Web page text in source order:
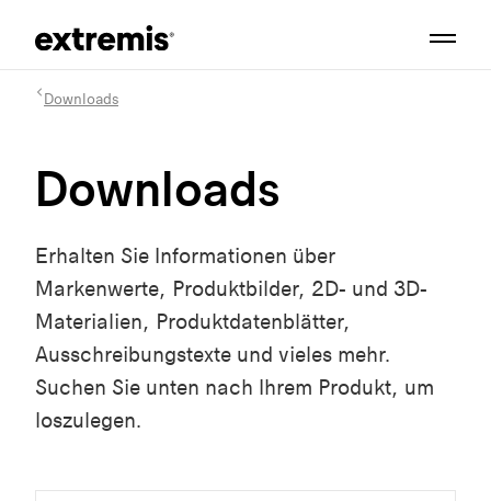
Downloads
Downloads
Erhalten Sie Informationen über
Markenwerte, Produktbilder, 2D- und 3D-
Materialien, Produktdatenblätter,
Ausschreibungstexte und vieles mehr.
Suchen Sie unten nach Ihrem Produkt, um
loszulegen.